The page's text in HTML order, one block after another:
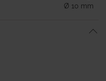
Ø 10 mm